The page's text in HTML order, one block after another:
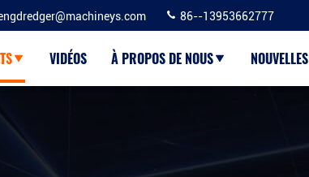
86--13953662777
VIDÉOS À PROPOS DE NOUS NOUVELLES